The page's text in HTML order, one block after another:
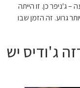
כן. זו הייתה
גרוע. זה הזמן שבו
ג'ודיס יש